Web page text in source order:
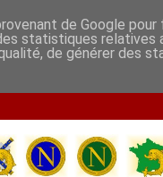
de Google
statistiques
de générer des